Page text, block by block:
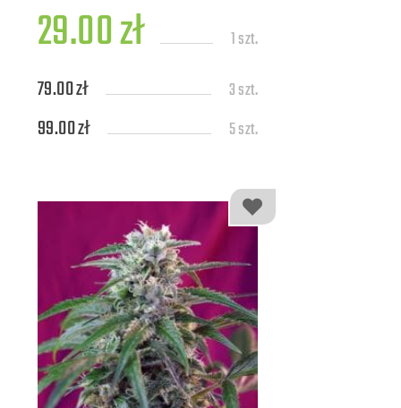
29.00 zł 1 szt.
79.00 zł 3 szt.
99.00 zł 5 szt.